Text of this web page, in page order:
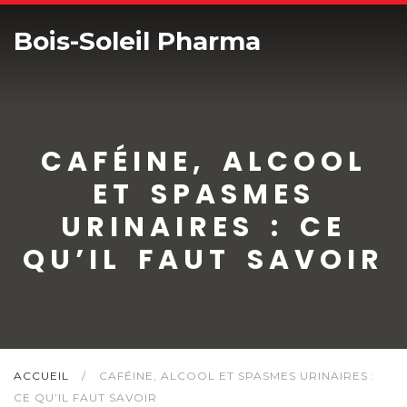
Bois-Soleil Pharma
CAFÉINE, ALCOOL
ET SPASMES
URINAIRES : CE
QU’IL FAUT SAVOIR
ACCUEIL /
CAFÉINE, ALCOOL ET SPASMES URINAIRES :
CE QU’IL FAUT SAVOIR